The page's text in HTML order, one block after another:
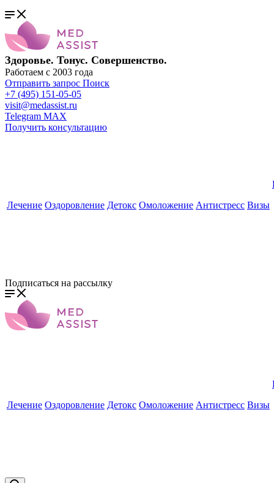
Здоровье. Тонус. Совершенство.
Работаем с 2003 года
Отправить запрос Поиск
+7 (495) 151-05-05
visit@medassist.ru
Telegram MAX
Получить консультацию
Лечение Оздоровление Детокс Омоложение Антистресс Визы
Подписаться на рассылку
Лечение Оздоровление Детокс Омоложение Антистресс Визы